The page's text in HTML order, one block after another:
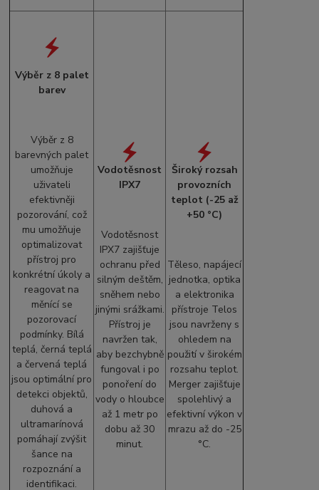
Výběr z 8 palet
barev
Výběr z 8
barevných palet
umožňuje
uživateli
efektivněji
pozorování, což
mu umožňuje
optimalizovat
přístroj pro
konkrétní úkoly a
reagovat na
měnící se
pozorovací
podmínky. Bílá
teplá, černá teplá
a červená teplá
jsou optimální pro
detekci objektů,
duhová a
ultramarínová
pomáhají zvýšit
šance na
rozpoznání a
identifikaci.
Vodotěsnost
IPX7
Vodotěsnost
IPX7 zajišťuje
ochranu před
silným deštěm,
sněhem nebo
jinými srážkami.
Přístroj je
navržen tak,
aby bezchybně
fungoval i po
ponoření do
vody o hloubce
až 1 metr po
dobu až 30
minut.
Široký rozsah
provozních
teplot (-25 až
+50 °C)
Těleso, napájecí
jednotka, optika
a elektronika
přístroje Telos
jsou navrženy s
ohledem na
použití v širokém
rozsahu teplot.
Merger zajišťuje
spolehlivý a
efektivní výkon v
mrazu až do -25
°C.